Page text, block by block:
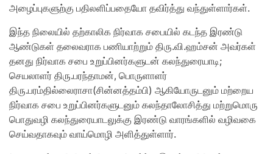
அழைப்புகளுற்கு பதிலளிப்பதையோ தவிர்த்து வந்துள்ளார்கள்.
இந்த நிலையில் தற்காலிக நிர்வாக சபையில் கடந்த இரண்டு
ஆண்டுகள் தலைவராக பணியாற்றும் திரு.வி.ஹம்சன் அவர்கள்
தனது நிர்வாக சபை உறுப்பினர்களுடன் கலந்துரையாடி;
செயலாளர் திரு.பரந்தாமன், பொருளாளர்
திரு.பரம்தில்லைராசா(சின்னத்தம்பி) ஆகியோருடனும் மற்றைய
நிர்வாக சபை உறுப்பினர்களுடனும் கலந்தாலோசித்து மற்றுமொரு
பொதுவழி கலந்துரையாடலுக்கு இரண்டு வாரங்களில் வழிவகை
செய்வதாகவும் வாய்மொழி அளித்துள்ளார்.